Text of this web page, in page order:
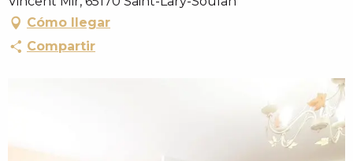
t
e
n
Cómo llegar
Compartir